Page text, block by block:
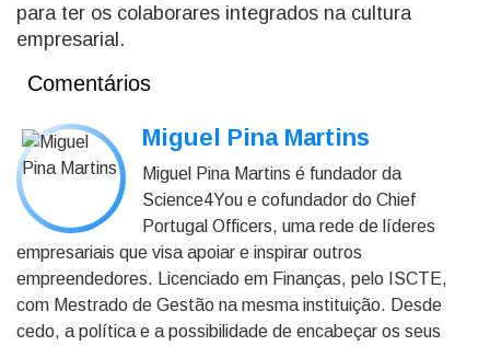
para ter os colaborares integrados na cultura
empresarial.
Comentários
Miguel Pina Martins
Miguel Pina Martins é fundador da
Science4You e cofundador do Chief
Portugal Officers, uma rede de líderes
empresariais que visa apoiar e inspirar outros
empreendedores. Licenciado em Finanças, pelo ISCTE,
com Mestrado de Gestão na mesma instituição. Desde
cedo, a política e a possibilidade de encabeçar os seus